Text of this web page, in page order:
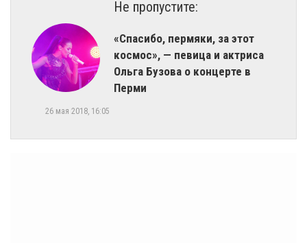
Не пропустите:
«Спасибо, пермяки, за этот
космос», — певица и актриса
Ольга Бузова о концерте в
Перми
26 мая 2018, 16:05